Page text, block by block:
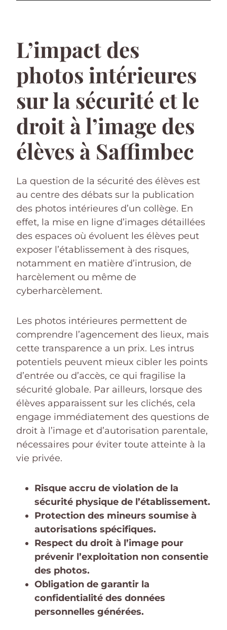
L’impact des
photos intérieures
sur la sécurité et le
droit à l’image des
élèves à Saffimbec
La question de la sécurité des élèves est
au centre des débats sur la publication
des photos intérieures d’un collège. En
effet, la mise en ligne d’images détaillées
des espaces où évoluent les élèves peut
exposer l’établissement à des risques,
notamment en matière d’intrusion, de
harcèlement ou même de
cyberharcèlement.
Les photos intérieures permettent de
comprendre l’agencement des lieux, mais
cette transparence a un prix. Les intrus
potentiels peuvent mieux cibler les points
d’entrée ou d’accès, ce qui fragilise la
sécurité globale. Par ailleurs, lorsque des
élèves apparaissent sur les clichés, cela
engage immédiatement des questions de
droit à l’image et d’autorisation parentale,
nécessaires pour éviter toute atteinte à la
vie privée.
Risque accru de violation de la
sécurité physique de l’établissement.
Protection des mineurs soumise à
autorisations spécifiques.
Respect du droit à l’image pour
prévenir l’exploitation non consentie
des photos.
Obligation de garantir la
confidentialité des données
personnelles générées.